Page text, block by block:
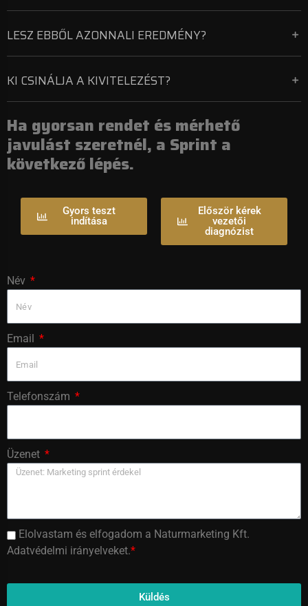
LESZ EBBŐL AZONNALI EREDMÉNY?
KI CSINÁLJA A KIVITELEZÉST?
Ha gyorsan rendet és mérhető
javulást szeretnél, a Sprint a
következő lépés.
Gyors teszt
indítása
Először kérek
vezetői
diagnózist
Név
Email
Telefonszám
Üzenet
Elolvastam és elfogadom a Naturmarketing Kft.
Adatvédelmi irányelveket.*
Küldés